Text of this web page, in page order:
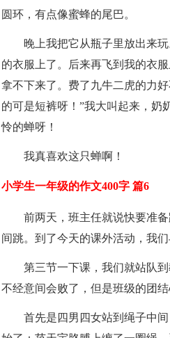
圆环，有点像蜜蜂的尾巴。
晚上我把它从瓶子里放出来
的衣服上了。后来再飞到我的衣
拿不下来了。费了九牛二虎的力
的可是短裤呀！”我大叫起来，奶
怜的蝉呀！
我真喜欢这只蝉啊！
小学生一年级的作文400字 篇6
前两天，班主任就说快要准
间跳。到了今天的课外活动，我
第三节一下课，我们就站队
不经意间会败了，但是班级的团结
首先是四男四女站到绳子中